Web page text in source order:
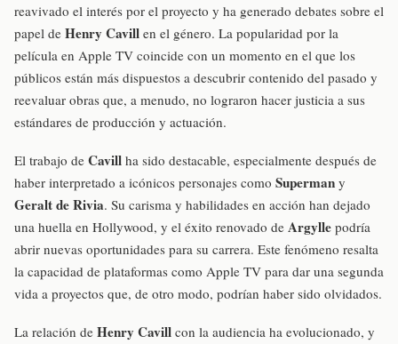
reavivado el interés por el proyecto y ha generado debates sobre el
papel de Henry Cavill en el género. La popularidad por la
película en Apple TV coincide con un momento en el que los
públicos están más dispuestos a descubrir contenido del pasado y
reevaluar obras que, a menudo, no lograron hacer justicia a sus
estándares de producción y actuación.
El trabajo de Cavill ha sido destacable, especialmente después de
haber interpretado a icónicos personajes como Superman y
Geralt de Rivia. Su carisma y habilidades en acción han dejado
una huella en Hollywood, y el éxito renovado de Argylle podría
abrir nuevas oportunidades para su carrera. Este fenómeno resalta
la capacidad de plataformas como Apple TV para dar una segunda
vida a proyectos que, de otro modo, podrían haber sido olvidados.
La relación de Henry Cavill con la audiencia ha evolucionado, y